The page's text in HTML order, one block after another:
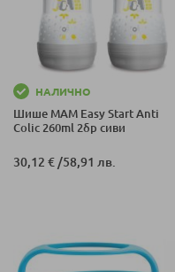
НАЛИЧНО
Шише MAM Easy Start Anti
Colic 260ml 2бр сиви
30,12 € /58,91 лв.